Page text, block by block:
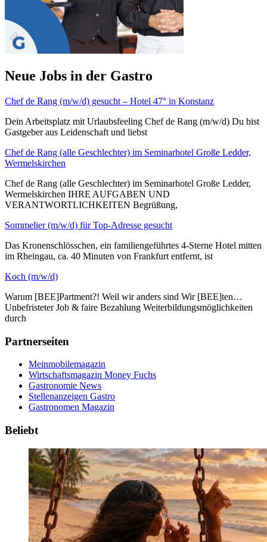
Neue Jobs in der Gastro
Chef de Rang (m/w/d) gesucht – Hotel 47° in Konstanz
Dein Arbeitsplatz mit Urlaubsfeeling Chef de Rang (m/w/d) Du bist
Gastgeber aus Leidenschaft und liebst
Chef de Rang (alle Geschlechter) im Seminarhotel Große Ledder,
Wermelskirchen
Chef de Rang (alle Geschlechter) im Seminarhotel Große Ledder,
Wermelskirchen IHRE AUFGABEN UND
VERANTWORTLICHKEITEN Begrüßung,
Sommelier (m/w/d) für Top-Adresse gesucht
Das Kronenschlösschen, ein familiengeführtes 4-Sterne Hotel mitten
im Rheingau, ca. 40 Minuten von Frankfurt entfernt, ist
Koch (m/w/d)
Warum [BEE]Partment?! Weil wir anders sind Wir [BEE]ten…
Unbefristeter Job & faire Bezahlung Weiterbildungsmöglichkeiten
durch
Partnerseiten
Meinmobilemagazin
Wirtschaftsmagazin Money Fuchs
Gastronomie News
Stellenanzeigen Gastro
Gastronomen Magazin
Beliebt